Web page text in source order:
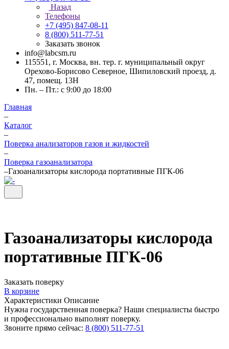
Назад
Телефоны
+7 (495) 847-08-11
8 (800) 511-77-51
Заказать звонок
info@labcsm.ru
115551, г. Москва, вн. тер. г. муниципальный округ
Орехово-Борисово Северное, Шипиловский проезд, д.
47, помещ. 13Н
Пн. – Пт.: с 9:00 до 18:00
Главная
–
Каталог
–
Поверка анализаторов газов и жидкостей
–
Поверка газоанализатора
–Газоанализаторы кислорода портативные ПГК-06
Газоанализаторы кислорода
портативные ПГК-06
Заказать поверку
В корзине
Характеристики Описание
Нужна государственная поверка? Наши специалисты быстро
и профессионально выполнят поверку.
Звоните прямо сейчас: 8 (800) 511-77-51